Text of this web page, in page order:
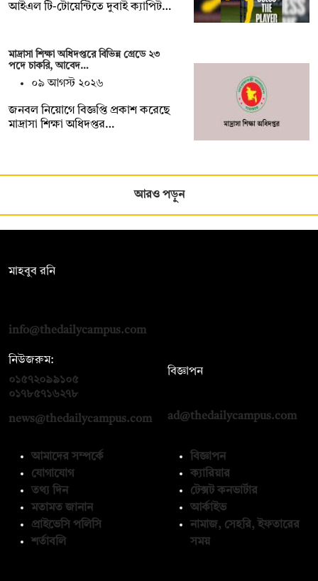
আইএল টি-টোয়েন্টিতে দুবাই ক্যাপিট…
মাদ্রাসা শিক্ষা অধিদপ্তরে বিভিন্ন গ্রেডে ২৩
পদে চাকরি, আবেদ…
০৯ আগস্ট ২০২৬
জনবল নিয়োগে বিজ্ঞপ্তি প্রকাশ করেছে
মাদ্রাসা শিক্ষা অধিদপ্তর…
আরও পড়ুন
মাহবুব রনি
info@thedailycampus.com
নিউজরুম:
০১৫৭২০৯৯১০৫
০১৭৮৫৭১৬২৭৮
news@thedailycampus.com
বিজ্ঞাপন
ad@thedailycampus.com
আমাদের সম্পর্কে
যোগাযোগ
তথ্য দিন
মতামত জানান
প্রাইভেসি পলিসি
শর্তাবলি
বিজ্ঞাপন
ক্যারিয়ার
টেক্সট কনভার্টার
আর্কাইভ
নামাজ, সেহরি, ইফতারের
সময়